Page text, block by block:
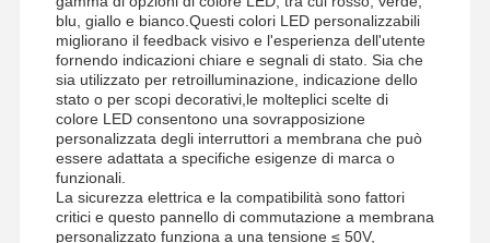
Casa.
blu, giallo e bianco.Questi colori LED personalizzabili
migliorano il feedback visivo e l'esperienza dell'utente
fornendo indicazioni chiare e segnali di stato. Sia che
sia utilizzato per retroilluminazione, indicazione dello
stato o per scopi decorativi,le molteplici scelte di
colore LED consentono una sovrapposizione
personalizzata degli interruttori a membrana che può
essere adattata a specifiche esigenze di marca o
funzionali.
La sicurezza elettrica e la compatibilità sono fattori
critici e questo pannello di commutazione a membrana
personalizzato funziona a una tensione ≤ 50V,